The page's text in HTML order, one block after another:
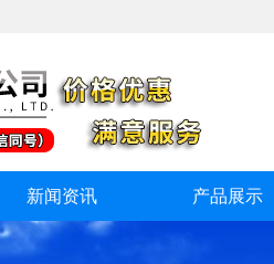
新闻资讯 产品展示